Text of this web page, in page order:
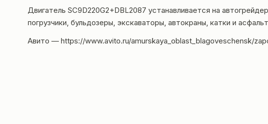
Двигатель SC9D220G2+DBL2087 устанавливается на
погрузчики, бульдозеры, экскаваторы, автокраны, катки и
Авито — https://www.avito.ru/amurskaya_oblast_blagoveschensk/